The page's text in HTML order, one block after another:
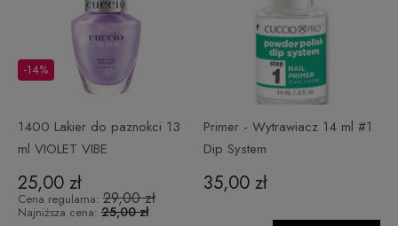
1400 Lakier do paznokci 13
ml VIOLET VIBE
25,00 zł
-14%
Cena regularna: 29,00 zł
Najniższa cena: 25,00 zł
Primer - Wytrawiacz 14 ml #1
Dip System
35,00 zł